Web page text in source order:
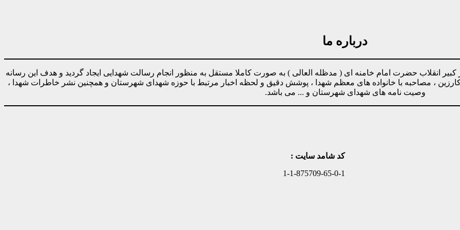
درباره ما
پیروی از دستورات رهبر کبیر انقلاب حضرت امام خامنه ای ( مدظله العالی ) به صورت کاملا مستقل به منظور انجام رسالت شهدایی ایجاد گردید و هدف این رسانه
، مصاحبه با خانواده های معظم شهدا ، پوشش دقیق و لحظه اخبار مرتبط با حوزه شهدای شهرستان و همچنین نشر خاطرات شهدا ،
وصیت نامه های شهدای شهرستان و ... می باشد.
کد شامد سایت :
1-1-875709-65-0-1